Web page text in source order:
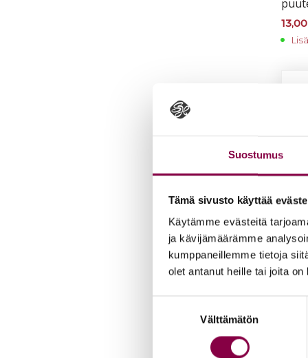
Suostumus
Tämä sivusto käyttää
Käytämme evästeitä
ja kävijämäärämme
kumppaneillemme tietoja
olet antanut heille tai joita
Välttämätön
13,00